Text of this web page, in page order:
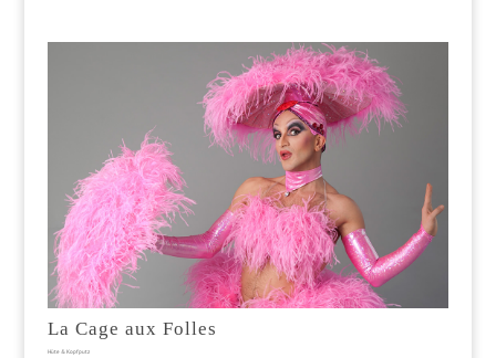
La Cage aux Folles
Hüte & Kopfputz